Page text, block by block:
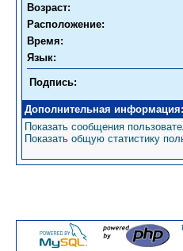
Возраст:
Расположение:
Время:
Язык:
Подпись:
Дополнительная информация:
Показать сообщения
Показать общую статистику